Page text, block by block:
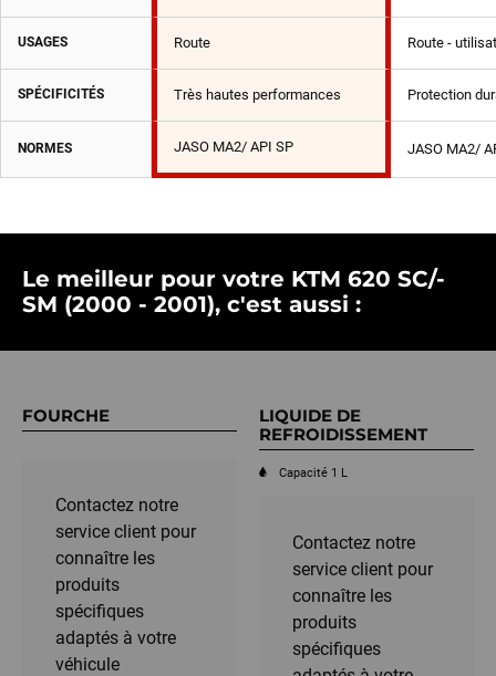
USAGES Route Route -
SPÉCIFICITÉS Très hautes performances Protection
NORMES JASO MA2/ API SP JASO MA2/
Le meilleur pour votre KTM 620 SC/-
SM (2000 - 2001), c'est aussi :
FOURCHE
Contactez notre
service client pour
connaître les
produits
spécifiques
adaptés à votre
véhicule
LIQUIDE DE
REFROIDISSEMENT
Capacité 1 L
Contactez notre
service client pour
connaître les
produits
spécifiques